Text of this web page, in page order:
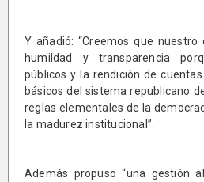
Y añadió: “Creemos que
humildad y transparencia
públicos y la rendición de
básicos del sistema republicano
reglas elementales de la
la madurez institucional”.
Además propuso “una gestión